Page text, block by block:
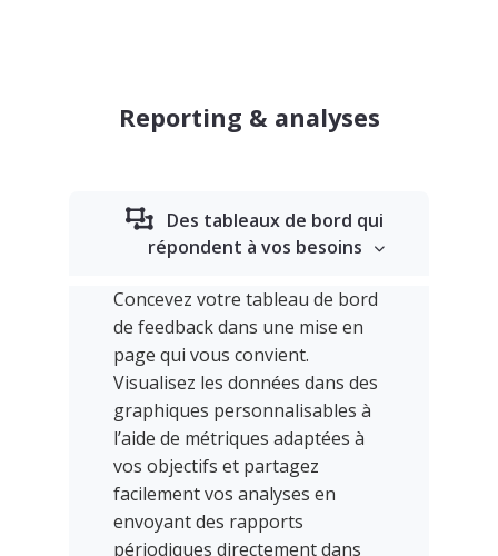
Reporting & analyses
Des tableaux de bord qui
répondent à vos besoins
Concevez votre tableau de bord
de feedback dans une mise en
page qui vous convient.
Visualisez les données dans des
graphiques personnalisables à
l’aide de métriques adaptées à
vos objectifs et partagez
facilement vos analyses en
envoyant des rapports
périodiques directement dans